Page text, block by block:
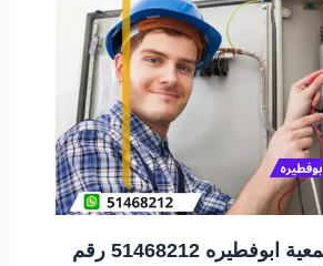
فني كهربائي جمعية ابوفطيره 51468212 رقم